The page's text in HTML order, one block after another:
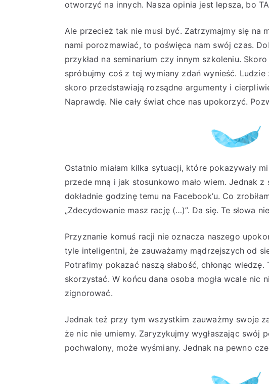
otworzyć na innych. Nasza opinia jest lepsza, bo
Ale przecież tak nie musi być. Zatrzymajmy się na
nami porozmawiać, to poświęca nam swój czas.
przykład na seminarium czy innym szkoleniu.
spróbujmy coś z tej wymiany zdań wynieść. Ludzie
skoro przedstawiają rozsądne argumenty i
Naprawdę. Nie cały świat chce nas upokorzyć.
Ostatnio miałam kilka sytuacji, które pokazywały
przede mną i jak stosunkowo mało wiem. Jednak z
dokładnie godzinę temu na Facebook’u. Co
„Zdecydowanie masz rację (…)”. Da się. Te słowa
Przyznanie komuś racji nie oznacza naszego
tyle inteligentni, że zauważamy mądrzejszych od
Potrafimy pokazać naszą słabość, chłonąc
skorzystać. W końcu dana osoba mogła wcale nic
zignorować.
Jednak też przy tym wszystkim zauważmy swoje
że nic nie umiemy. Zaryzykujmy wygłaszając swój
pochwalony, może wyśmiany. Jednak na pewno